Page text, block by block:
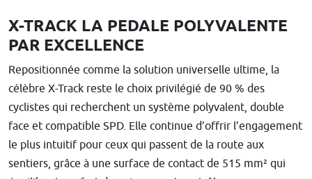
X-TRACK LA PEDALE POLYVALENTE
PAR EXCELLENCE
Repositionnée comme la solution universelle ultime, la
célèbre X-Track reste le choix privilégié de 90 % des
cyclistes qui recherchent un système polyvalent, double
face et compatible SPD. Elle continue d’offrir l’engagement
le plus intuitif pour ceux qui passent de la route aux
sentiers, grâce à une surface de contact de 515 mm² qui